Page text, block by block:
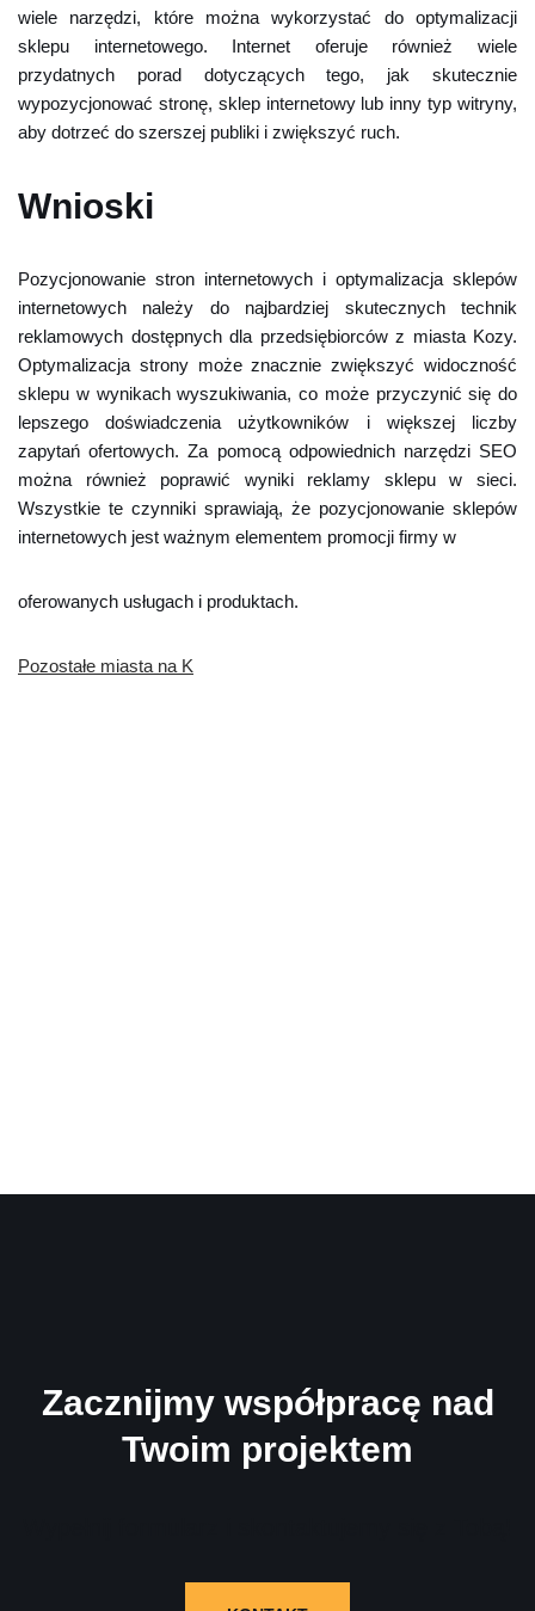
wiele narzędzi, które można wykorzystać do optymalizacji
sklepu internetowego. Internet oferuje również wiele
przydatnych porad dotyczących tego, jak skutecznie
wypozycjonować stronę, sklep internetowy lub inny typ witryny,
aby dotrzeć do szerszej publiki i zwiększyć ruch.
Wnioski
Pozycjonowanie stron internetowych i optymalizacja sklepów
internetowych należy do najbardziej skutecznych technik
reklamowych dostępnych dla przedsiębiorców z miasta Kozy.
Optymalizacja strony może znacznie zwiększyć widoczność
sklepu w wynikach wyszukiwania, co może przyczynić się do
lepszego doświadczenia użytkowników i większej liczby
zapytań ofertowych. Za pomocą odpowiednich narzędzi SEO
można również poprawić wyniki reklamy sklepu w sieci.
Wszystkie te czynniki sprawiają, że pozycjonowanie sklepów
internetowych jest ważnym elementem promocji firmy w
oferowanych usługach i produktach.
Pozostałe miasta na K
Zacznijmy współpracę nad
Twoim projektem